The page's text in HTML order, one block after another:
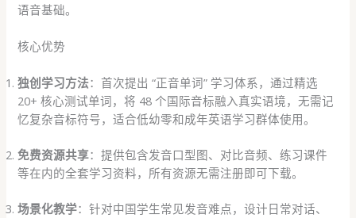
语音基础。​
核心优势​
独创学习方法：首次提出 “正音单词” 学习体系，通过精选
20+ 核心测试单词，将 48 个国际音标融入真实语境，无需记
忆复杂音标符号，适合低幼零和成年英语学习群体使用。
免费资源共享：提供包含发音口型图、对比音频、练习课件
等在内的全套学习资料，所有资源无需注册即可下载​。
场景化教学：针对中国学生常见发音难点，设计日常对话、